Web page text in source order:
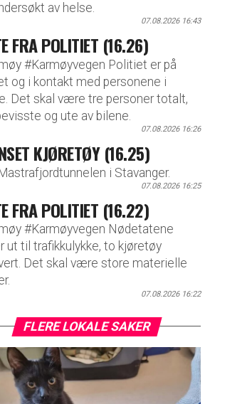
av helse.
07.08.2026 16:43
FRA POLITIET (16.26)
#Karmøyvegen Politiet er på
og i kontakt med personene i
Det skal være tre personer totalt,
og ute av bilene.
07.08.2026 16:26
KJØRETØY (16.25)
i Stavanger.
07.08.2026 16:25
FRA POLITIET (16.22)
#Karmøyvegen Nødetatene
ut til trafikkulykke, to kjøretøy
Det skal være store materielle
07.08.2026 16:22
FLERE LOKALE SAKER